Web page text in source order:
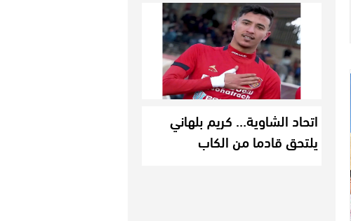
اتحاد الشاوية… كريم بلهاني
يلتحق قادما من الكاب